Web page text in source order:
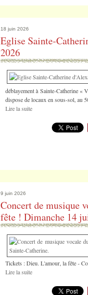
18 juin 2026
Eglise Sainte-
2026
déblayement à Sainte-Catherine «
dispose de locaux en sous-sol, au
Lire la suite
9 juin 2026
Concert de musique
fête ! Dimanche 14
Tickets : Dieu. L'amour, la fête -
Lire la suite